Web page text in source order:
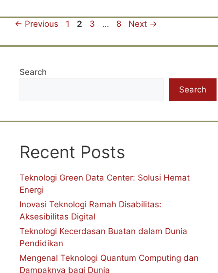
← Previous Page
1 Page
2 Page
3 … Page
8 Next →
Search
Search
Recent Posts
Teknologi Green Data Center: Solusi Hemat
Energi
Inovasi Teknologi Ramah Disabilitas:
Aksesibilitas Digital
Teknologi Kecerdasan Buatan dalam Dunia
Pendidikan
Mengenal Teknologi Quantum Computing dan
Dampaknya bagi Dunia